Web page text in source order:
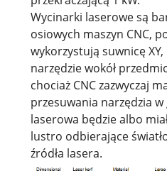
Wycinarki laserowe są
osiowych maszyn CNC,
wykorzystują suwnicę
narzędzie wokół
chociaż CNC zazwyczaj
przesuwania narzędzia
laserowa będzie albo
lustro odbierające
źródła lasera.